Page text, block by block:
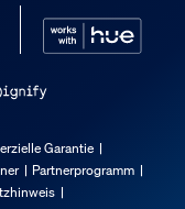
Garantie
Partnerprogramm